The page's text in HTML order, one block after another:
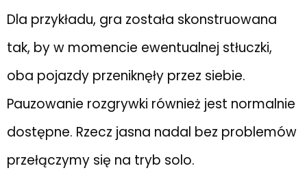
Dla przykładu, gra została skonstruowana
tak, by w momencie ewentualnej stłuczki,
oba pojazdy przeniknęły przez siebie.
Pauzowanie rozgrywki również jest normalnie
dostępne. Rzecz jasna nadal bez problemów
przełączymy się na tryb solo.